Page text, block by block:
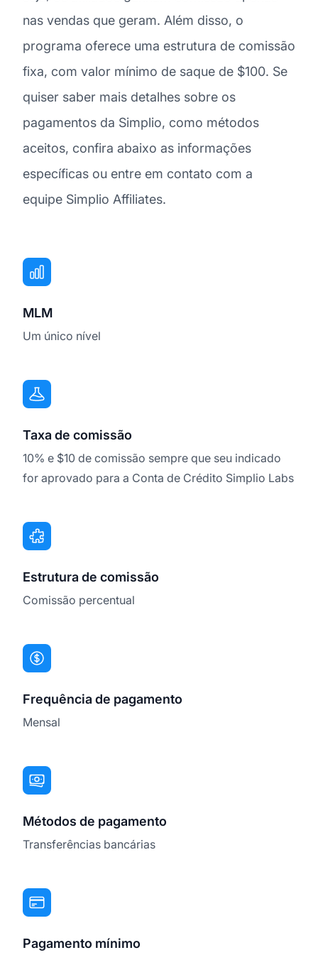
nas vendas que geram. Além disso, o
programa oferece uma estrutura de comissão
fixa, com valor mínimo de saque de $100. Se
quiser saber mais detalhes sobre os
pagamentos da Simplio, como métodos
aceitos, confira abaixo as informações
específicas ou entre em contato com a
equipe Simplio Affiliates.
MLM
Um único nível
Taxa de comissão
10% e $10 de comissão sempre que seu indicado
for aprovado para a Conta de Crédito Simplio Labs
Estrutura de comissão
Comissão percentual
Frequência de pagamento
Mensal
Métodos de pagamento
Transferências bancárias
Pagamento mínimo